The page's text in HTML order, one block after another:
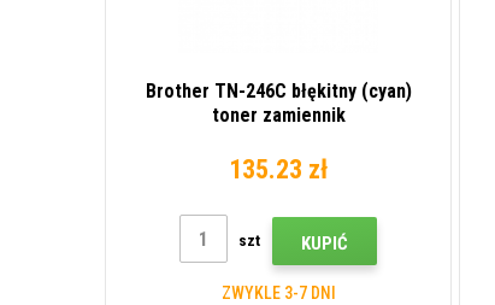
Brother TN-246C błękitny (cyan)
toner zamiennik
135.23 zł
szt KUPIĆ
ZWYKLE 3-7 DNI